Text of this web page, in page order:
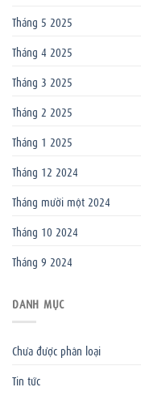
Tháng 5 2025
Tháng 4 2025
Tháng 3 2025
Tháng 2 2025
Tháng 1 2025
Tháng 12 2024
Tháng mười một 2024
Tháng 10 2024
Tháng 9 2024
DANH MỤC
Chưa được phân loại
Tin tức